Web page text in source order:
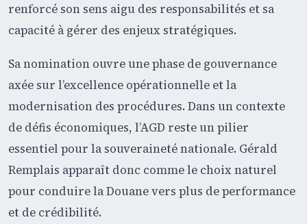
renforcé son sens aigu des responsabilités et sa
capacité à gérer des enjeux stratégiques.
Sa nomination ouvre une phase de gouvernance
axée sur l’excellence opérationnelle et la
modernisation des procédures. Dans un contexte
de défis économiques, l’AGD reste un pilier
essentiel pour la souveraineté nationale. Gérald
Remplais apparaît donc comme le choix naturel
pour conduire la Douane vers plus de performance
et de crédibilité.